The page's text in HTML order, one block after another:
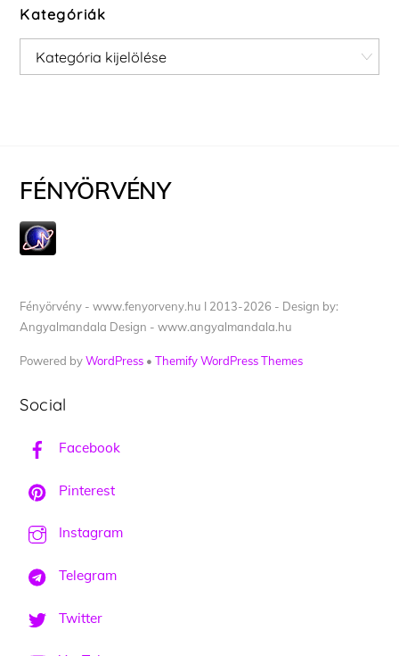
Kategóriák
Kategóriák
FÉNYÖRVÉNY
Fényörvény - www.fenyorveny.hu I 2013-2026 - Design by:
Angyalmandala Design - www.angyalmandala.hu
Powered byWordPress •Themify WordPress Themes
Social
Facebook
Pinterest
Instagram
Telegram
Twitter